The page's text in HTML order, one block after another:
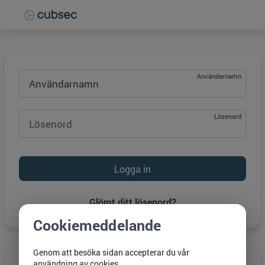
Portal
Användarnamn
Lösenord
Engångskod
Glömt ditt lösenord?
Cookiemeddelande
Genom att besöka sidan accepterar du vår